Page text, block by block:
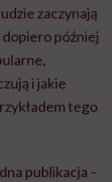
zaczynają
dopiero później
i jakie
tego
publikacja –